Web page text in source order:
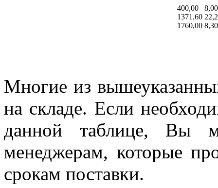
400,00
1371,60
1760,00
8,00
8,30
Многие из
на складе. Если
данной таблице, Вы
менеджерам, которые
срокам поставки.